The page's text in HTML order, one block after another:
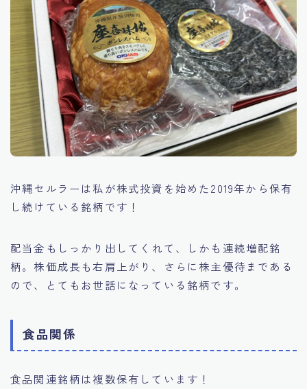
沖縄セルラーは私が株式投資を始めた2019年から保有
し続けている銘柄です！
配当金もしっかり出してくれて、しかも連続増配銘
柄。株価成長も右肩上がり、さらに株主優待まである
ので、とてもお世話になっている銘柄です。
食品関係
食品関連銘柄は複数保有しています！